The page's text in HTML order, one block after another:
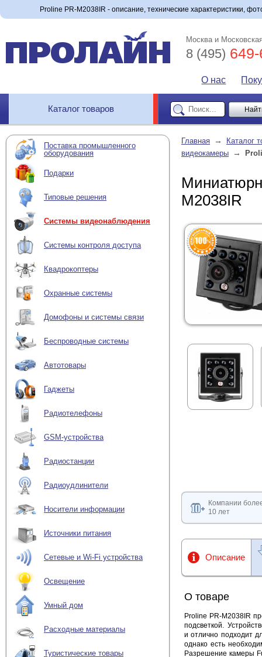
Proline PR-M2038IR - описание, технические характеристики,
Москва и
8 (495)
О нас
Каталог товаров
Поставка промышленного
оборудования
Подарки
Типовые решения
Системы видеонаблюдения
Системы контроля доступа
Квадрокоптеры
Охранные системы
Домофоны и системы связи
Беспроводные системы
Автотовары
Гаджеты
Радиотелефоны
GSM-устройства
Радиостанции
Радиоудлинители
Носители информации
Источники питания
Сетевые и Wi-Fi устройства
Освещение
Умный дом
Расходные материалы
Туристические товары
Главная →
Каталог
видеокамеры →
M2038IR
Компании
10 лет
Описание
О товаре
Proline PR-M2038IR
подсветкой.
и отлично подходит
однако есть
Разрешение камеры